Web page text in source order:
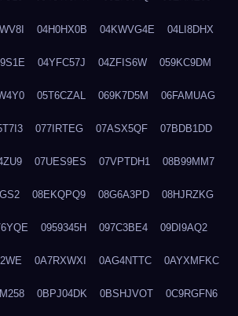
04H0HX0B 04KWVG4E 04LI8DHX
04YFC57J 04ZFIS6W 059KC9DM
05T6CZAL 069K7D5M 06FAMUAG
077IRTEG 07ASX5QF 07BDB1DD
07UES9ES 07VPTDH1 08B99MM7
08EKQPQ9 08G6A3PD 08HJRZKG
0959345H 097C3BE4 09DI9AQ2
0A7RXWXI 0AG4NTTC 0AYXMFKC
0BPJ04DK 0BSHJVOT 0C9RGFN6